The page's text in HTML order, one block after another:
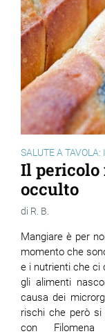
SALUTE A
Il pericolo
occulto
R. B.
Mangiare è per
momento che
e i nutrienti che ci
gli alimenti
causa dei
rischi che però si
con Filomena